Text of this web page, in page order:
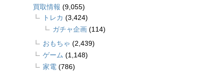
買取情報 (9,055)
トレカ (3,424)
ガチャ企画 (114)
おもちゃ (2,439)
ゲーム (1,148)
家電 (786)